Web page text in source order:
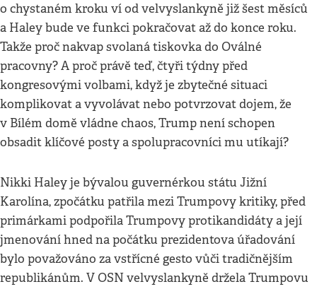
o chystaném kroku ví od velvyslankyně již šest měsíců
a Haley bude ve funkci pokračovat až do konce roku.
Takže proč nakvap svolaná tiskovka do Oválné
pracovny? A proč právě teď, čtyři týdny před
kongresovými volbami, když je zbytečné situaci
komplikovat a vyvolávat nebo potvrzovat dojem, že
v Bílém domě vládne chaos, Trump není schopen
obsadit klíčové posty a spolupracovníci mu utíkají?
Nikki Haley je bývalou guvernérkou státu Jižní
Karolína, zpočátku patřila mezi Trumpovy kritiky, před
primárkami podpořila Trumpovy protikandidáty a její
jmenování hned na počátku prezidentova úřadování
bylo považováno za vstřícné gesto vůči tradičnějším
republikánům. V OSN velvyslankyně držela Trumpovu